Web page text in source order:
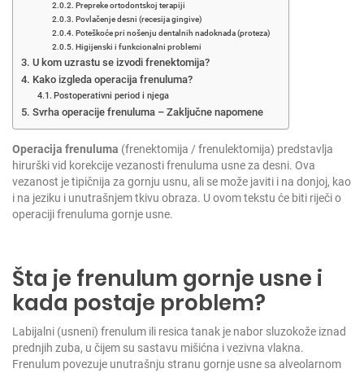
Prepreke ortodontskoj terapiji
Povlačenje desni (recesija gingive)
Poteškoće pri nošenju dentalnih nadoknada (proteza)
Higijenski i funkcionalni problemi
U kom uzrastu se izvodi frenektomija?
Kako izgleda operacija frenuluma?
Postoperativni period i njega
Svrha operacije frenuluma – Zaključne napomene
Operacija frenuluma (frenektomija / frenulektomija) predstavlja
hirurški vid korekcije vezanosti frenuluma usne za desni. Ova
vezanost je tipičnija za gornju usnu, ali se može javiti i na donjoj, kao
i na jeziku i unutrašnjem tkivu obraza. U ovom tekstu će biti riječi o
operaciji frenuluma gornje usne.
Šta je frenulum gornje usne i
kada postaje problem?
Labijalni (usneni) frenulum ili resica tanak je nabor sluzokože iznad
prednjih zuba, u čijem su sastavu mišićna i vezivna vlakna.
Frenulum povezuje unutrašnju stranu gornje usne sa alveolarnom